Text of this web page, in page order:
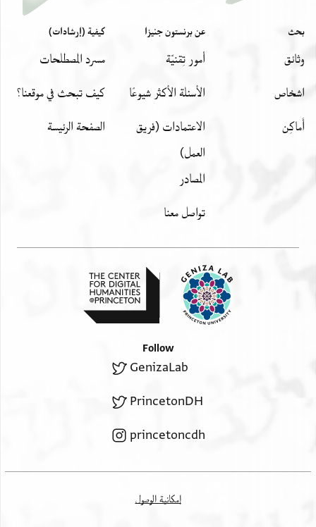
بحث
وثائق
اشخاص
أَماكِن
عن برنستون جنيزا
أمور تِقنيّة
الأسئلة الأكثر شيوعًا
الاعتمادات (فريق
العمل)
المصادر
تواصل معنا
كيفية (إرشادات)
مسرد المصطلحات
كيف تبحث في موقعنا؟
الصفحة الرئيسة
Follow
GenizaLab
PrincetonDH
princetoncdh
إمكانية الوصول